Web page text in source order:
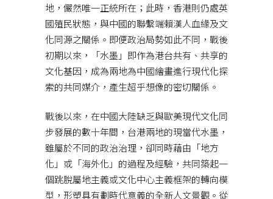
地，儼然唯一正統所在；此時，香港則仍處英
國殖民狀態，與中國的聯繫端賴漢人血緣及文
化同源之關係。即便政治局勢如此不同，戰後
初期以來，「水墨」即作為港台共有、共享的
文化基因，成為兩地為中國繪畫進行現代化探
索的共同媒介，產生超乎想像的密切關係。
戰後以來，在中國大陸缺乏與歐美現代文化同
步發展的數十年間，台港兩地的現當代水墨，
雖屬於不同的政治治理，卻同時藉由「地方
化」或「海外化」的過程及經驗，共同築起一
個跳脫屬地主義或文化中心主義框架的轉向模
型，形塑具有劃時代意義的全新人文景觀。從